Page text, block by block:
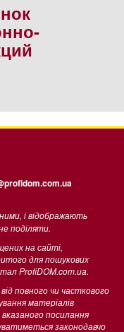
і відображають
поділяти.
на сайті,
для пошукових
ProfiDOM.com.ua.
повного чи часткового
матеріалів
посилання
законодавчо